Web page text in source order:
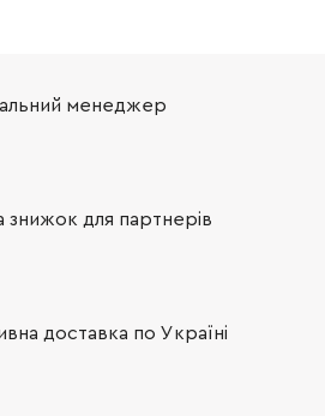
менеджер
знижок для партнерів
доставка по Україні